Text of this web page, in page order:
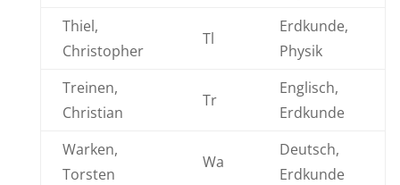
Thiel,
Christopher
Tl
Erdkunde,
Physik
Treinen,
Christian
Tr
Englisch,
Erdkunde
Warken,
Torsten
Wa
Deutsch,
Erdkunde